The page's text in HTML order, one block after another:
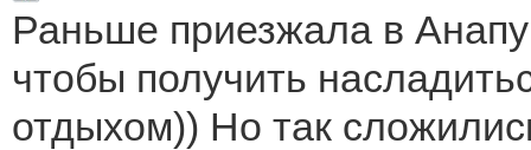
Раньше приезжала в
чтобы получить
отдыхом)) Но так